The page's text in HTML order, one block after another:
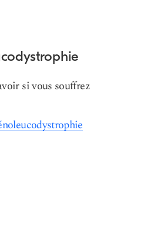
si vous souffrez